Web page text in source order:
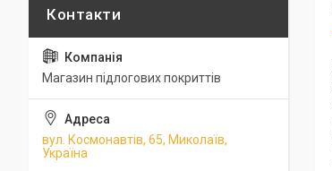
Магазин підлогових покриттів
вул. Космонавтів, 65, Миколаїв,
Україна